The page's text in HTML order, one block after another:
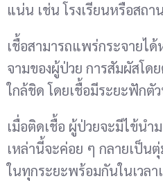
แน่น เช่น โรงเรียนหรือสถา
เชื้อสามารถแพร่กระจายได้
จามของผู้ป่วย การสัมผัสโด
ใกล้ชิด โดยเชื้อมีระยะฟักตั
เมื่อติดเชื้อ ผู้ป่วยจะมีไข้น
เหล่านี้จะค่อย ๆ กลายเป็น
ในทุกระยะพร้อมกันในเวล